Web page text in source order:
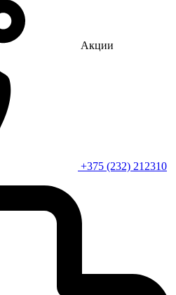
Акции
+375 (232) 212310